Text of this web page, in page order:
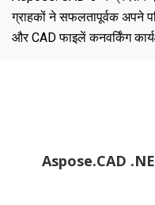
ग्राहकों ने सफलतापूर्वक अपने
और CAD फाइलें कनवर्किंग
Aspose.CAD